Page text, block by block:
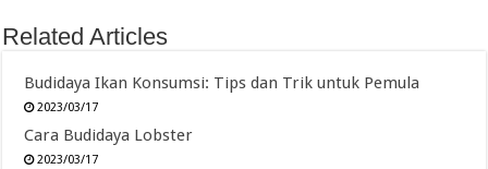
Related Articles
Budidaya Ikan Konsumsi: Tips dan Trik untuk Pemula
2023/03/17
Cara Budidaya Lobster
2023/03/17